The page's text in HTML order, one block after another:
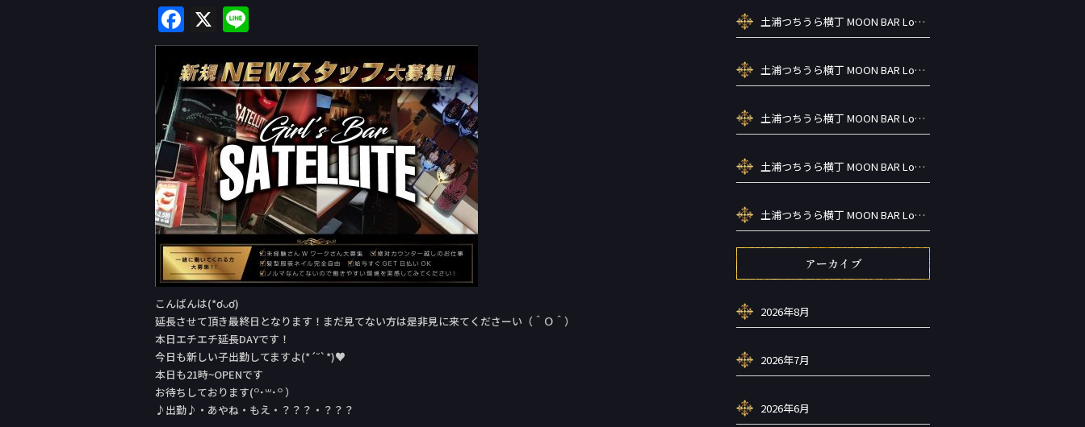
F
a
c
e
b
o
o
k
X
n
e
こんばんは(*ơᴗơ)
延長させて頂き最終日となります！まだ見てない方は是非見に来てくださーい（＾Ｏ＾）
本日エチエチ延長DAYです！
今日も新しい子出勤してますよ(*´˘`*)♥
本日も21時~OPENです
お待ちしております(꒪˙꒳˙꒪ ）
♪出勤♪・あやね・もえ・？？？・？？？
土浦つちうら横丁 MOON BAR Lounge ーズメントBAR シーシャカラ オケお酒
土浦つちうら横丁 MOON BAR Lounge ーズメントBAR シーシャカラ オケお酒
土浦つちうら横丁 MOON BAR Lounge ーズメントBAR シーシャカラ オケお酒
土浦つちうら横丁 MOON BAR Lounge ーズメントBAR シーシャカラ オケお酒
土浦つちうら横丁 MOON BAR Lounge ーズメントBAR シーシャカラ オケお酒
アーカイブ
2026年8月
2026年7月
2026年6月